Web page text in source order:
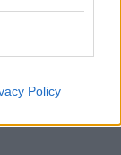
Policy
az intézmények
nincs